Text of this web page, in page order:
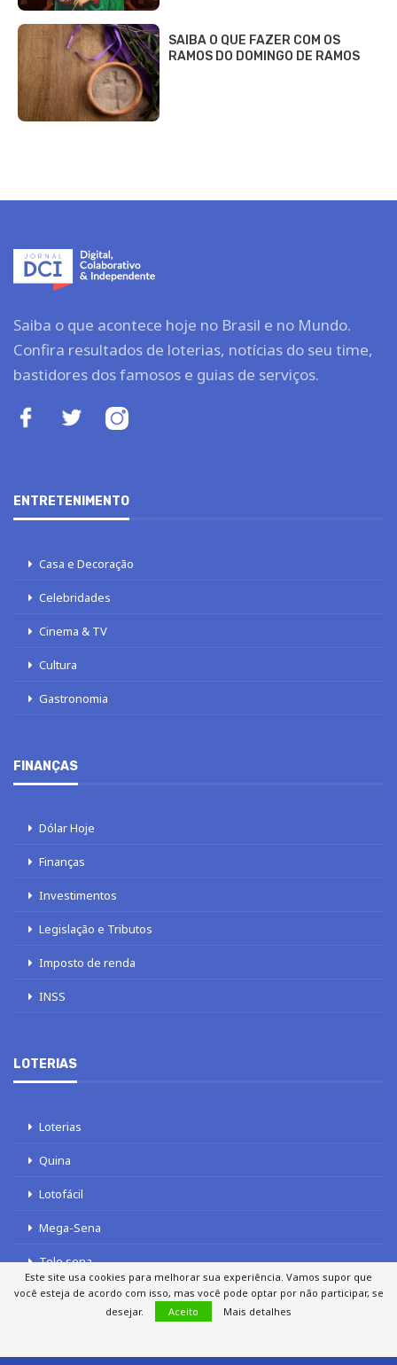
SAIBA O QUE FAZER COM OS
RAMOS DO DOMINGO DE RAMOS
Saiba o que acontece hoje no Brasil e no Mundo.
Confira resultados de loterias, notícias do seu time,
bastidores dos famosos e guias de serviços.
ENTRETENIMENTO
Casa e Decoração
Celebridades
Cinema & TV
Cultura
Gastronomia
FINANÇAS
Dólar Hoje
Finanças
Investimentos
Legislação e Tributos
Imposto de renda
INSS
LOTERIAS
Loterias
Quina
Lotofácil
Mega-Sena
Tele sena
Este site usa cookies para melhorar sua experiência. Vamos supor que
você esteja de acordo com isso, mas você pode optar por não participar, se
desejar.
Aceito Mais detalhes